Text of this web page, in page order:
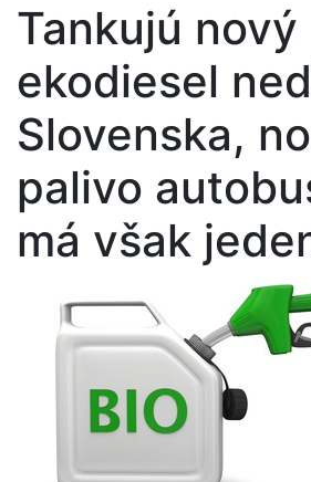
Tankujú nový
ekodiesel
Slovenska,
palivo
má však